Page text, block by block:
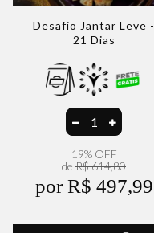
Desafio Jantar Leve -
21 Dias
19% OFF
de R$ 614,80
por R$ 497,99